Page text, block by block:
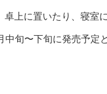
卓上に置いたり、寝室
中旬〜下旬に発売予定